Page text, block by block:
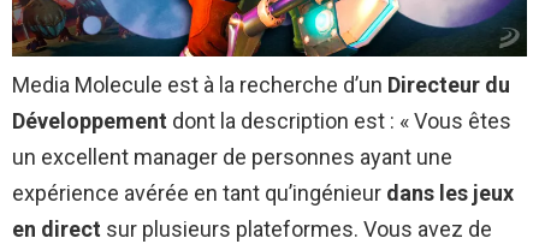
Media Molecule est à la recherche d’un Directeur du
Développement dont la description est : « Vous êtes
un excellent manager de personnes ayant une
expérience avérée en tant qu’ingénieur dans les jeux
en direct sur plusieurs plateformes. Vous avez de